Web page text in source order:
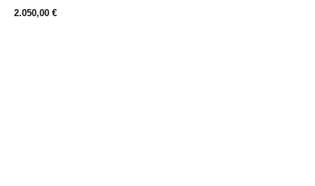
2.050,00 €